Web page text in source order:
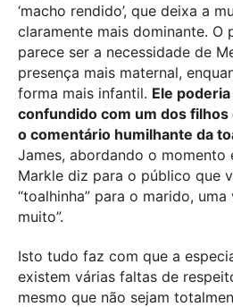
‘macho rendido’, que deixa a
claramente mais dominante. O
parece ser a necessidade de
presença mais maternal,
forma mais infantil. Ele
confundido com um dos
o comentário humilhante da
James, abordando o momento
Markle diz para o público que
“toalhinha” para o marido, uma
muito”.
Isto tudo faz com que a
existem várias faltas de
mesmo que não sejam